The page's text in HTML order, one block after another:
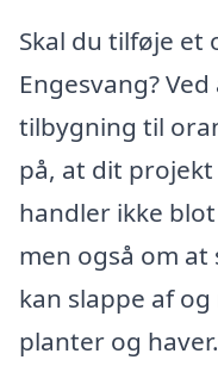
Skal du tilføje et
Engesvang?
tilbygning til
på, at dit
handler ikke
men også om
kan slappe af
planter og